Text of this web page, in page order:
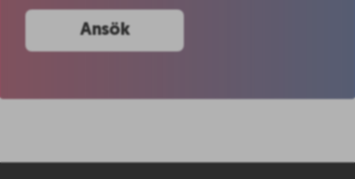
Ansök